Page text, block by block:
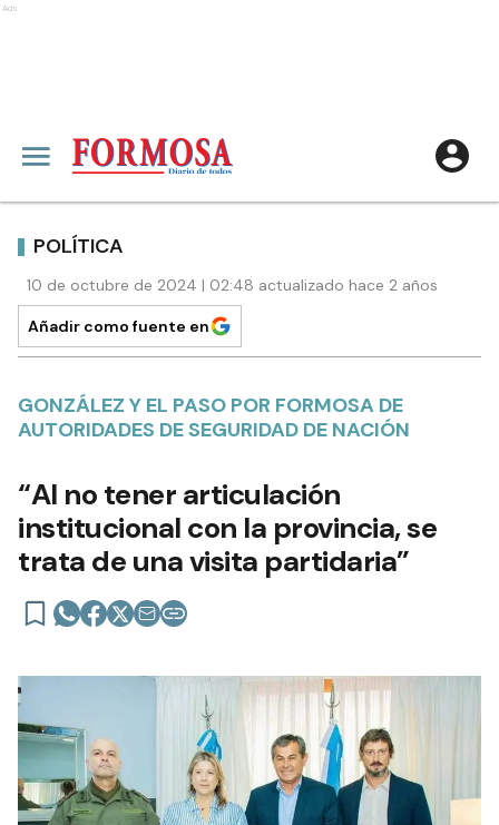
Ads
POLÍTICA
10 de octubre de 2024 | 02:48 actualizado hace 2 años
Añadir como fuente en
GONZÁLEZ Y EL PASO POR FORMOSA DE
AUTORIDADES DE SEGURIDAD DE NACIÓN
“Al no tener articulación
institucional con la provincia, se
trata de una visita partidaria”